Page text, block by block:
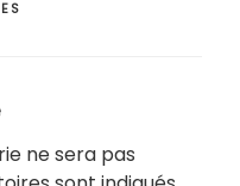
ne sera pas